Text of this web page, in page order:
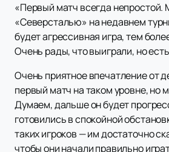
«Первый матч всегда непростой.
«Северсталью» на недавнем
будет агрессивная игра, тем
Очень рады, что выиграли, но
Очень приятное впечатление от
первый матч на таком уровне, но
Думаем, дальше он будет
готовились в спокойной
таких игроков — им достаточно
чтобы они начали правильно